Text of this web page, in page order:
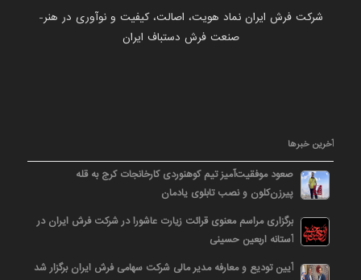
شرکت فرش ایران نماد هویت، اصالت، کیفیت و نوآوری در هنر-
صنعت فرش دستباف ایران
آخرین خبرها
صعود موفقیت‌آمیز تیم کوهنوردی کارخانجات کرج به قله
پیرزن‌کلون و نصب تابلوی یادمان
برگزاری مراسم معنوی قرائت زیارت عاشورا در شرکت فرش ایران در
آستانه اربعین حسینی
آیین تودیع و معارفه مدیر مالی شرکت سهامی فرش ایران برگزار شد